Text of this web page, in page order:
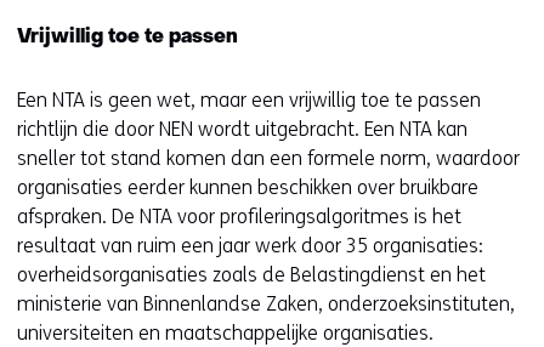
(
v
e
r
w
i
j
s
Vrijwillig toe te passen
Een NTA is geen wet, maar een vrijwillig toe te passen
richtlijn die door NEN wordt uitgebracht. Een NTA kan
sneller tot stand komen dan een formele norm, waardoor
organisaties eerder kunnen beschikken over bruikbare
afspraken. De NTA voor profileringsalgoritmes is het
resultaat van ruim een jaar werk door 35 organisaties:
overheidsorganisaties zoals de Belastingdienst en het
ministerie van Binnenlandse Zaken, onderzoeksinstituten,
universiteiten en maatschappelijke organisaties.